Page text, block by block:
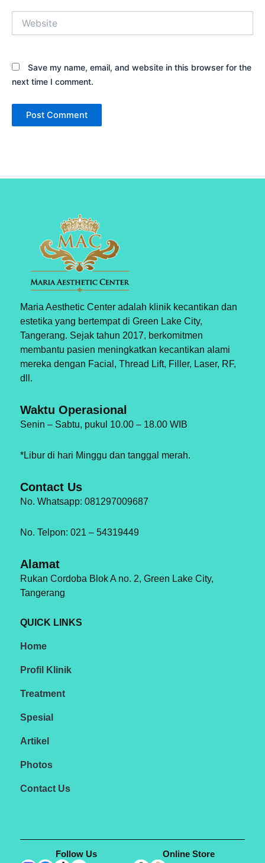
Save my name, email, and website in this browser for the
next time I comment.
Maria Aesthetic Center adalah klinik kecantikan dan
estetika yang bertempat di Green Lake City,
Tangerang. Sejak tahun 2017, berkomitmen
membantu pasien meningkatkan kecantikan alami
mereka dengan Facial, Thread Lift, Filler, Laser, RF,
dll.
Waktu Operasional
Senin – Sabtu, pukul 10.00 – 18.00 WIB
*Libur di hari Minggu dan tanggal merah.
Contact Us
No. Whatsapp: 081297009687
No. Telpon: 021 – 54319449
Alamat
Rukan Cordoba Blok A no. 2, Green Lake City,
Tangerang
QUICK LINKS
Home
Profil Klinik
Treatment
Spesial
Artikel
Photos
Contact Us
Follow Us Online Store